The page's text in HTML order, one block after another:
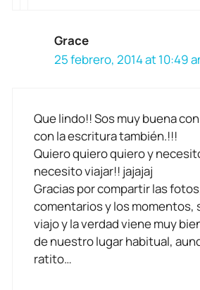
Grace
25 febrero, 2014 at 10:49
Que lindo!! Sos muy buena
con la escritura también.!!!
Quiero quiero quiero y
necesito viajar!! jajajaj
Gracias por compartir las
comentarios y los momentos,
viajo y la verdad viene muy
de nuestro lugar habitual,
ratito…